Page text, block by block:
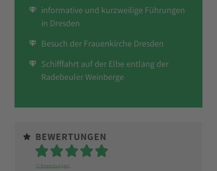
informative und kurzweilige Führungen
in Dresden
Besuch der Frauenkirche Dresden
Schifffahrt auf der Elbe entlang der
Radebeuler Weinberge
BEWERTUNGEN
Sterne
(2 Bewertungen)